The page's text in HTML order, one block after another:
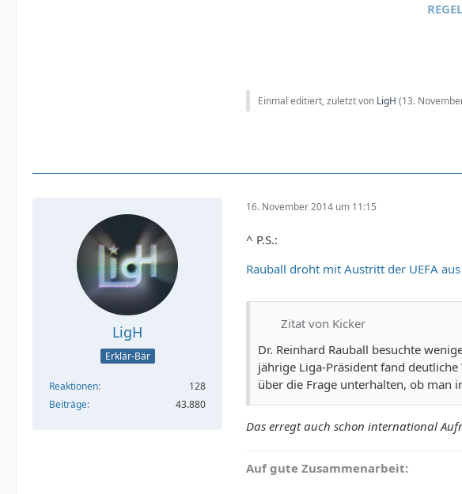
Einmal editiert, zuletzt von LigH (13.
LigH
Erklär-Bär
Reaktionen
128
Beiträge
43.880
16. November 2014 um 11:15
^ P.S.:
Rauball droht mit Austritt der UEFA
Zitat von Kicker
Dr. Reinhard Rauball besuchte
jährige Liga-Präsident fand
über die Frage unterhalten, ob man
Das erregt auch schon international
Auf gute Zusammenarbeit: